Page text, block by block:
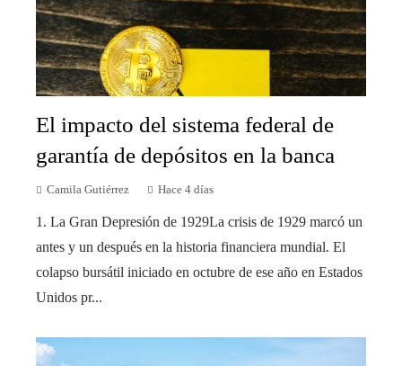
El impacto del sistema federal de
garantía de depósitos en la banca
Camila Gutiérrez Hace 4 días
1. La Gran Depresión de 1929La crisis de 1929 marcó un
antes y un después en la historia financiera mundial. El
colapso bursátil iniciado en octubre de ese año en Estados
Unidos pr...